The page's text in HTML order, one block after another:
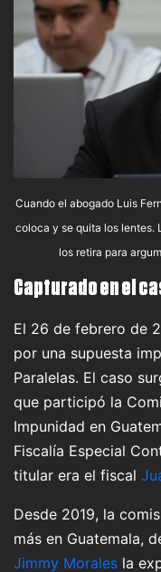
Cuando el abogado Luis
coloca y se quita los lentes.
los retira para
Capturado en el
El 26 de febrero de
por una supuesta
Paralelas. El caso
que participó la
Impunidad en
Fiscalía Especial
titular era el fiscal
Desde 2019, la
más en Guatemala,
Jimmy Morales la